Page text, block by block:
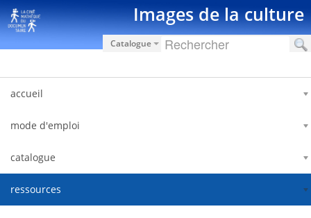
Saut au contenu Images de la culture
Catalogue
accueil
mode d'emploi
catalogue
ressources